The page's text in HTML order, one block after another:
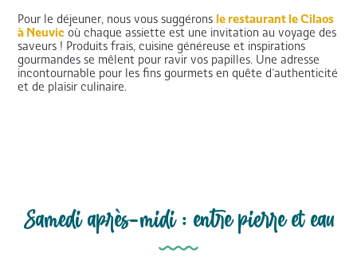
Pour le déjeuner, nous vous suggérons le restaurant le Cilaos
à Neuvic où chaque assiette est une invitation au voyage des
saveurs ! Produits frais, cuisine généreuse et inspirations
gourmandes se mêlent pour ravir vos papilles. Une adresse
incontournable pour les fins gourmets en quête d’authenticité
et de plaisir culinaire.
Samedi après-midi : entre pierre et eau